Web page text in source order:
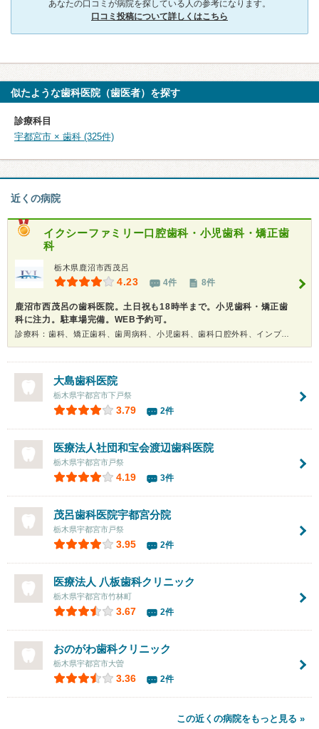
あなたの口コミが病院を探している人の参考になります。
口コミ投稿について詳しくはこちら
似たような歯科医院（歯医者）を探す
診療科目
宇都宮市 × 歯科 (325件)
近くの病院
イクシーファミリー口腔歯科・小児歯科・矯正歯
科
栃木県鹿沼市西茂呂
4.23 4件 8件
鹿沼市西茂呂の歯科医院。土日祝も18時半まで。小児歯科・矯正歯
科に注力。駐車場完備。WEB予約可。
診療科：歯科、矯正歯科、歯周病科、小児歯科、歯科口腔外科、インプラント、ホワイトニング
大島歯科医院
栃木県宇都宮市下戸祭
3.79 2件
医療法人社団和宝会渡辺歯科医院
栃木県宇都宮市戸祭
4.19 3件
茂呂歯科医院宇都宮分院
栃木県宇都宮市戸祭
3.95 2件
医療法人 八板歯科クリニック
栃木県宇都宮市竹林町
3.67 2件
おのがわ歯科クリニック
栃木県宇都宮市大曽
3.36 2件
この近くの病院をもっと見る »